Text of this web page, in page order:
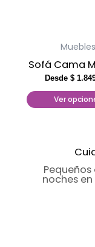
Muebles
Sofá Cama
Desde $
Ver
en
la
noches